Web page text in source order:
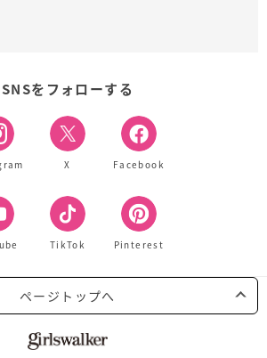
SNSをフォローする
X Facebook
TikTok Pinterest
ページトップへ